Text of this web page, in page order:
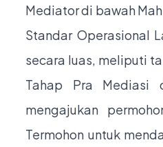
Mediator di bawah
Standar Operasional
secara luas, meliputi
Tahap Pra Mediasi
mengajukan
Termohon untuk